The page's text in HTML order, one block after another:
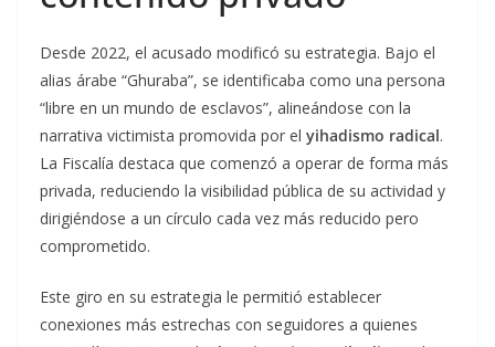
Desde 2022, el acusado modificó su estrategia. Bajo el
alias árabe “Ghuraba”, se identificaba como una persona
“libre en un mundo de esclavos”, alineándose con la
narrativa victimista promovida por el yihadismo radical.
La Fiscalía destaca que comenzó a operar de forma más
privada, reduciendo la visibilidad pública de su actividad y
dirigiéndose a un círculo cada vez más reducido pero
comprometido.
Este giro en su estrategia le permitió establecer
conexiones más estrechas con seguidores a quienes